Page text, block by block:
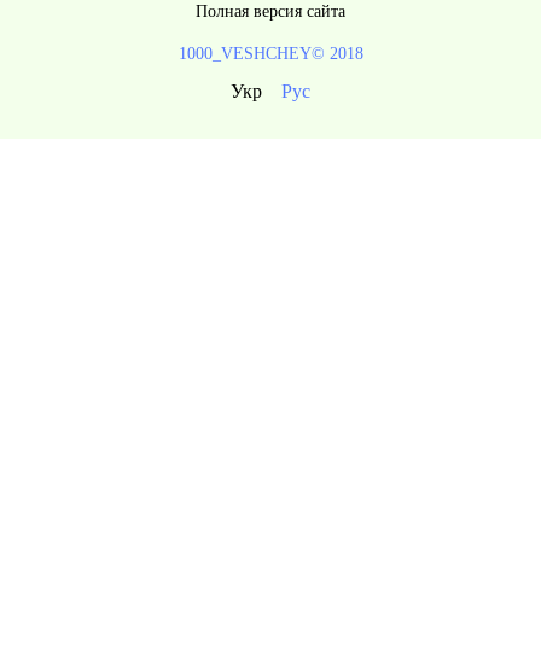
Полная версия сайта
1000_VESHCHEY© 2018
Укр Рус